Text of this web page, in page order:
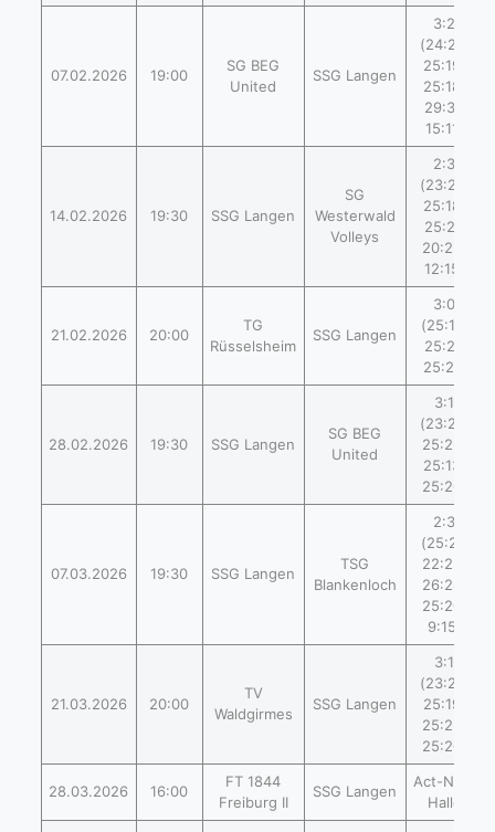
07.02.2026 19:00
SG BEG
United
SSG Langen
3:2
(24:26,
25:19,
25:18,
29:31,
15:11)
14.02.2026 19:30 SSG Langen
SG
Westerwald
Volleys
2:3
(23:25,
25:18,
25:21,
20:25,
12:15)
21.02.2026 20:00
TG
Rüsselsheim
SSG Langen
3:0
(25:15,
25:21,
25:21)
28.02.2026 19:30 SSG Langen
SG BEG
United
3:1
(23:25,
25:22,
25:13,
25:20)
07.03.2026 19:30 SSG Langen
TSG
Blankenloch
2:3
(25:21,
22:25,
26:28,
25:20,
9:15)
21.03.2026 20:00
TV
Waldgirmes
SSG Langen
3:1
(23:25,
25:19,
25:23,
25:20)
28.03.2026 16:00
FT 1844
Freiburg II
SSG Langen
Act-Now
Halle